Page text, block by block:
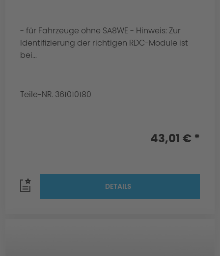
- für Fahrzeuge ohne SA8WE - Hinweis: Zur
Identifizierung der richtigen RDC-Module ist
bei...
Teile-NR. 361010180
43,01 € *
DETAILS